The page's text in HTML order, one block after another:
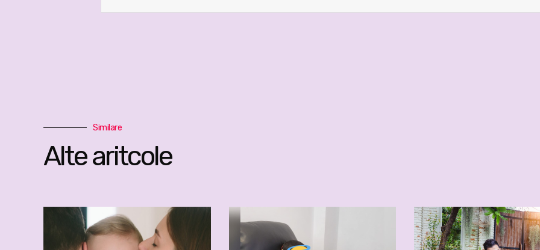
Similare
Alte aritcole